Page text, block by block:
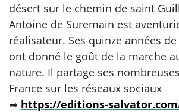
désert sur le chemin de saint
Antoine de Suremain est
réalisateur. Ses quinze années
ont donné le goût de la marche
nature. Il partage ses
France sur les réseaux sociaux
➡ https://editions-